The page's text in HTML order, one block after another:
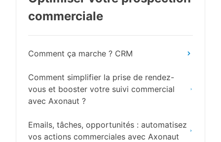
commerciale
Comment ça marche ? CRM
Comment simplifier la prise de rendez-
vous et booster votre suivi commercial
avec Axonaut ?
Emails, tâches, opportunités : automatisez
vos actions commerciales avec Axonaut